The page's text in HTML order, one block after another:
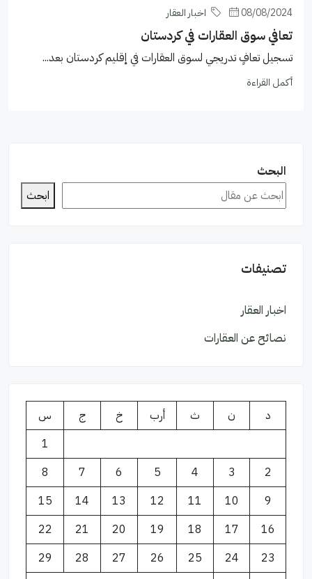
08/08/2024 اخبار العقار
تعافي سوق العقارات في كردستان
تسجيل تعافٍ تدريجي لسوق العقارات في إقليم كردستان بعد...
أكمل القراءة
البحث
ابحث
تصنيفات
اخبار العقار
نصائح عن العقارات
د ن ث أرب خ ج
س
1
2
3
4
5
6
7
8
9
10
11
12
13
14
15
16
17
18
19
20
21
22
23
24
25
26
27
28
29